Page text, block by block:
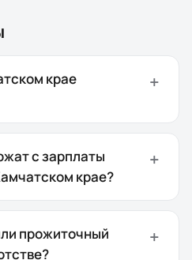
крае
с зарплаты
крае?
прожиточный